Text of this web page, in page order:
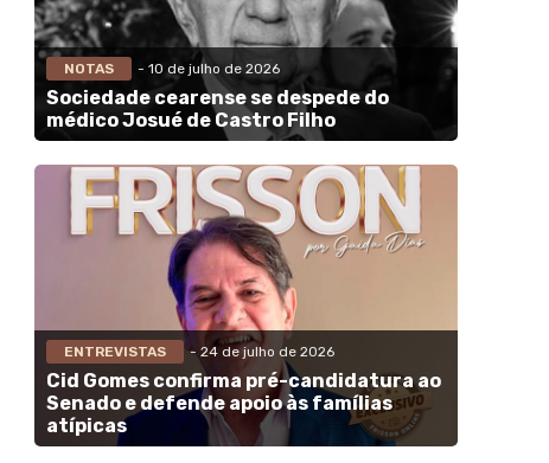
NOTAS - 10 de julho de 2026
Sociedade cearense se despede do
médico Josué de Castro Filho
ENTREVISTAS - 24 de julho de 2026
Cid Gomes confirma pré-candidatura ao
Senado e defende apoio às famílias
atípicas